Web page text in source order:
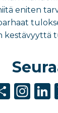
eniten
kestävyyttä
S
In